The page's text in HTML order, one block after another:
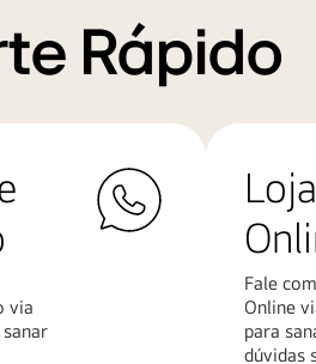
Rápido
via
Loja
Fale
Online
para
dúvidas